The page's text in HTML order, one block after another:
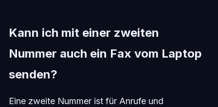
Kann ich mit einer zweiten
Nummer auch ein Fax vom Laptop
senden?
Eine zweite Nummer ist für Anrufe und